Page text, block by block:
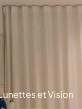
Lunettes et Vision
Oliver Peoples
Sarah Settgast
et Vision